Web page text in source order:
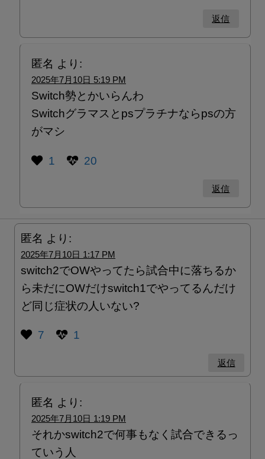
返信
匿名 より:
2025年7月10日 5:19 PM
Switch勢とかいらんわ
Switchグラマスとpsプラチナならpsの方
がマシ
1 20
返信
匿名 より:
2025年7月10日 1:17 PM
switch2でOWやってたら試合中に落ちるか
ら未だにOWだけswitch1でやってるんだけ
ど同じ症状の人いない?
7 1
返信
匿名 より:
2025年7月10日 1:19 PM
それかswitch2で何事もなく試合できるっ
ていう人